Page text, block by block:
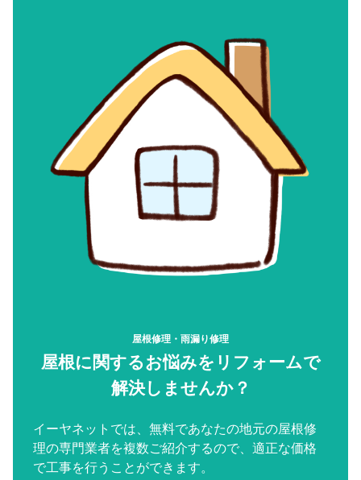
屋根修理・雨漏り修理
屋根に関するお悩みをリフォームで
解決しませんか？
イーヤネットでは、無料であなたの地元の屋根修
理の専門業者を複数ご紹介するので、適正な価格
で工事を行うことができます。